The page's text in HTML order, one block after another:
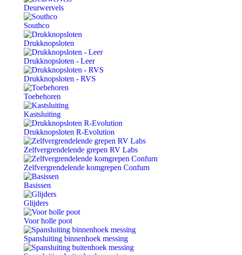
Deurwervels
Southco
Drukknopsloten
Drukknopsloten - Leer
Drukknopsloten - RVS
Toebehoren
Kastsluiting
Drukknopsloten R-Evolution
Zelfvergrendelende grepen RV Labs
Zelfvergrendelende komgrepen Confurn
Basissen
Glijders
Voor holle poot
Spansluiting binnenhoek messing